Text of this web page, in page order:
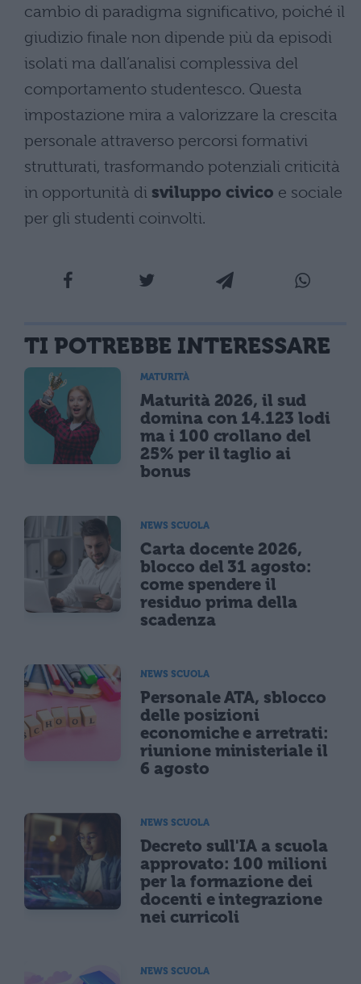
cambio di paradigma significativo, poiché il
giudizio finale non dipende più da episodi
isolati ma dall’analisi complessiva del
comportamento studentesco. Questa
impostazione mira a valorizzare la crescita
personale attraverso percorsi formativi
strutturati, trasformando potenziali criticità
in opportunità di sviluppo civico e sociale
per gli studenti coinvolti.
TI POTREBBE INTERESSARE
MATURITÀ
Maturità 2026, il sud
domina con 14.123 lodi
ma i 100 crollano del
25% per il taglio ai
bonus
NEWS SCUOLA
Carta docente 2026,
blocco del 31 agosto:
come spendere il
residuo prima della
scadenza
NEWS SCUOLA
Personale ATA, sblocco
delle posizioni
economiche e arretrati:
riunione ministeriale il
6 agosto
NEWS SCUOLA
Decreto sull'IA a scuola
approvato: 100 milioni
per la formazione dei
docenti e integrazione
nei curricoli
NEWS SCUOLA